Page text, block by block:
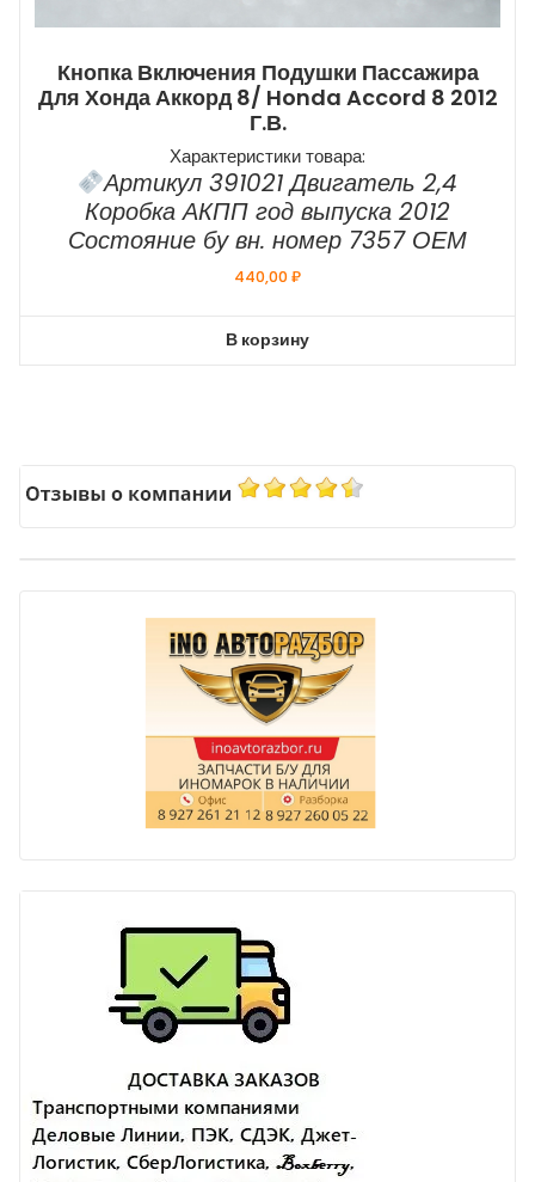
Кнопка Включения Подушки Пассажира
Для Хонда Аккорд 8/ Honda Accord 8 2012
Г.в.
Характеристики товара:
Артикул 391021 Двигатель 2,4
Коробка АКПП год выпуска 2012
Состояние бу вн. номер 7357 ОЕМ
440,00₽
В корзину